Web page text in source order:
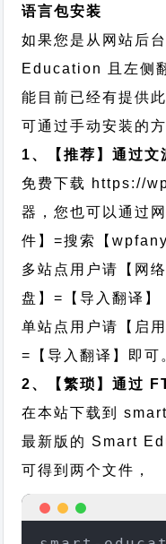
语言包安装
如果您是从网站后
Education 且左侧
能目前已经有提供
可通过手动安装的
1、【推荐】通过文
免费下载 https://
器，您也可以通过
件】=搜索【
多站点用户请【网
盘】=【导入翻译】
单站点用户请【启
=【导入翻译】即可
2、【繁琐】通过
在本站下载到
最新版的 Smart
可得到两个文件，